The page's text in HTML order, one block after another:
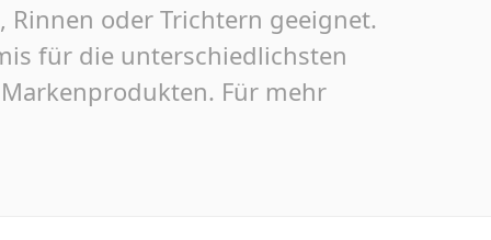
oder Trichtern geeignet.
für die unterschiedlichsten
Für mehr